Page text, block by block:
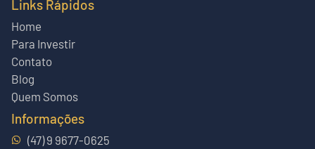
Links Rápidos
Home
Para Investir
Contato
Blog
Quem Somos
Informações
(47) 9 9677-0625